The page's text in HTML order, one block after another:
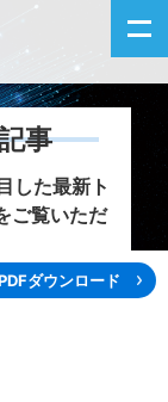
事
した最新ト
ご覧いただ
ダウンロード